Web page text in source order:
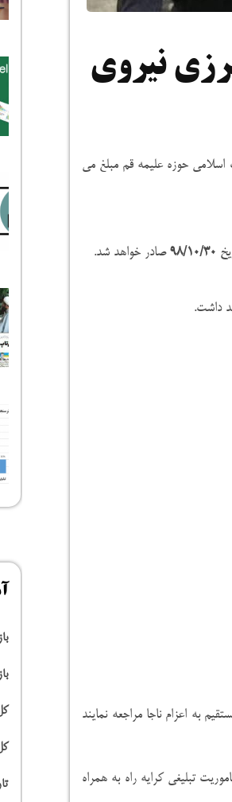
نیروی
اعزام در ایام فاطمیه ۹۸ از طریق دفتر تبلیغات اسلامی حوزه علیمه قم مبلغ می
صادر خواهد شد.
داشت.
به اعزام ناجا مراجعه نمایند
تبلیغی کرایه راه به همراه